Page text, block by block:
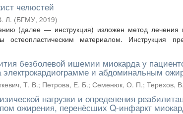
челюстей
Л. (БГМУ, 2019)
(далее — инструкция) изложен метод лечения
остеопластическим материалом. Инструкция
безболевой ишемии миокарда у
и абдоминальным
Т. В.; Петрова, Е. Б.; Семенюк, О. П.; Терехов,
нагрузки и определения
ожирения, перенёсших Q-инфаркт